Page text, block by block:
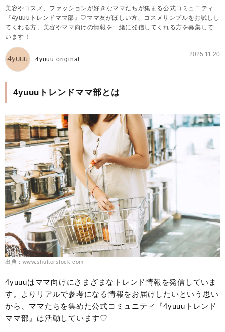
美容やコスメ、ファッションが好きなママたちが集まる公式コミュニティ
『4yuuuトレンドママ部』♡ママ友がほしい方、コスメサンプルをお試しし
てくれる方、美容やママ向けの情報を一緒に発信してくれる方を募集して
います！
4yuuu original
2025.11.20
4yuuuトレンドママ部とは
出典：www.shutterstock.com
4yuuuはママ向けにさまざまなトレンド情報を発信していま
す。よりリアルで参考になる情報をお届けしたいという思い
から、ママたちを集めた公式コミュニティ『4yuuuトレンド
ママ部』は活動しています♡